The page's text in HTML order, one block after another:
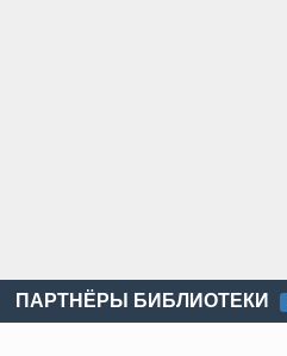
ПАРТНЁРЫ БИБЛИОТЕКИ